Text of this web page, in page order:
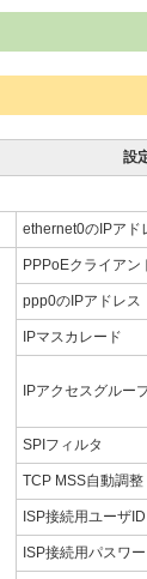
設
ethernet0のIPアド
PPPoEクライア
ppp0のIPアドレス
IPマスカレード
IPアクセスグルー
SPIフィルタ
TCP MSS自動調整
ISP接続用ユーザID
ISP接続用パスワ